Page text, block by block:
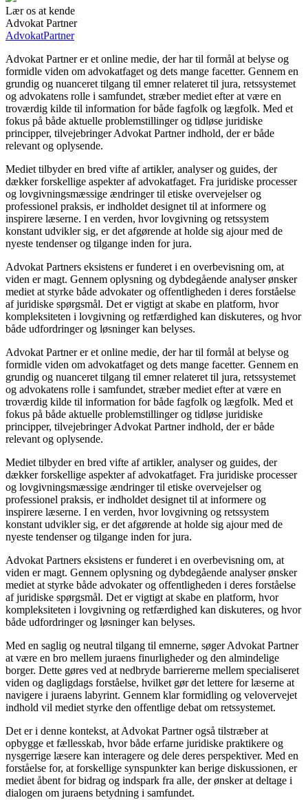
Lær os at kende
Advokat Partner
AdvokatPartner
Advokat Partner er et online medie, der har til formål at belyse og
formidle viden om advokatfaget og dets mange facetter. Gennem en
grundig og nuanceret tilgang til emner relateret til jura, retssystemet
og advokatens rolle i samfundet, stræber mediet efter at være en
troværdig kilde til information for både fagfolk og lægfolk. Med et
fokus på både aktuelle problemstillinger og tidløse juridiske
principper, tilvejebringer Advokat Partner indhold, der er både
relevant og oplysende.
Mediet tilbyder en bred vifte af artikler, analyser og guides, der
dækker forskellige aspekter af advokatfaget. Fra juridiske processer
og lovgivningsmæssige ændringer til etiske overvejelser og
professionel praksis, er indholdet designet til at informere og
inspirere læserne. I en verden, hvor lovgivning og retssystem
konstant udvikler sig, er det afgørende at holde sig ajour med de
nyeste tendenser og tilgange inden for jura.
Advokat Partners eksistens er funderet i en overbevisning om, at
viden er magt. Gennem oplysning og dybdegående analyser ønsker
mediet at styrke både advokater og offentligheden i deres forståelse
af juridiske spørgsmål. Det er vigtigt at skabe en platform, hvor
kompleksiteten i lovgivning og retfærdighed kan diskuteres, og hvor
både udfordringer og løsninger kan belyses.
Advokat Partner er et online medie, der har til formål at belyse og
formidle viden om advokatfaget og dets mange facetter. Gennem en
grundig og nuanceret tilgang til emner relateret til jura, retssystemet
og advokatens rolle i samfundet, stræber mediet efter at være en
troværdig kilde til information for både fagfolk og lægfolk. Med et
fokus på både aktuelle problemstillinger og tidløse juridiske
principper, tilvejebringer Advokat Partner indhold, der er både
relevant og oplysende.
Mediet tilbyder en bred vifte af artikler, analyser og guides, der
dækker forskellige aspekter af advokatfaget. Fra juridiske processer
og lovgivningsmæssige ændringer til etiske overvejelser og
professionel praksis, er indholdet designet til at informere og
inspirere læserne. I en verden, hvor lovgivning og retssystem
konstant udvikler sig, er det afgørende at holde sig ajour med de
nyeste tendenser og tilgange inden for jura.
Advokat Partners eksistens er funderet i en overbevisning om, at
viden er magt. Gennem oplysning og dybdegående analyser ønsker
mediet at styrke både advokater og offentligheden i deres forståelse
af juridiske spørgsmål. Det er vigtigt at skabe en platform, hvor
kompleksiteten i lovgivning og retfærdighed kan diskuteres, og hvor
både udfordringer og løsninger kan belyses.
Med en saglig og neutral tilgang til emnerne, søger Advokat Partner
at være en bro mellem juraens finurligheder og den almindelige
borger. Dette gøres ved at nedbryde barriererne mellem specialiseret
viden og dagligdags forståelse, hvilket gør det lettere for læserne at
navigere i juraens labyrint. Gennem klar formidling og velovervejet
indhold vil mediet styrke den offentlige debat om retssystemet.
Det er i denne kontekst, at Advokat Partner også tilstræber at
opbygge et fællesskab, hvor både erfarne juridiske praktikere og
nysgerrige læsere kan interagere og dele deres perspektiver. Med en
forståelse for, at forskellige synspunkter kan berige diskussionen, er
mediet åbent for bidrag og indspark fra alle, der ønsker at deltage i
dialogen om juraens betydning i samfundet.